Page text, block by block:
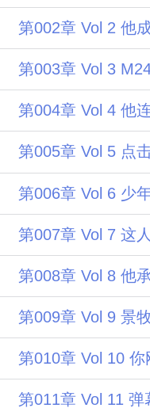
第006章 Vol 6 少
第008章 Vol 8 他
第010章 Vol 10